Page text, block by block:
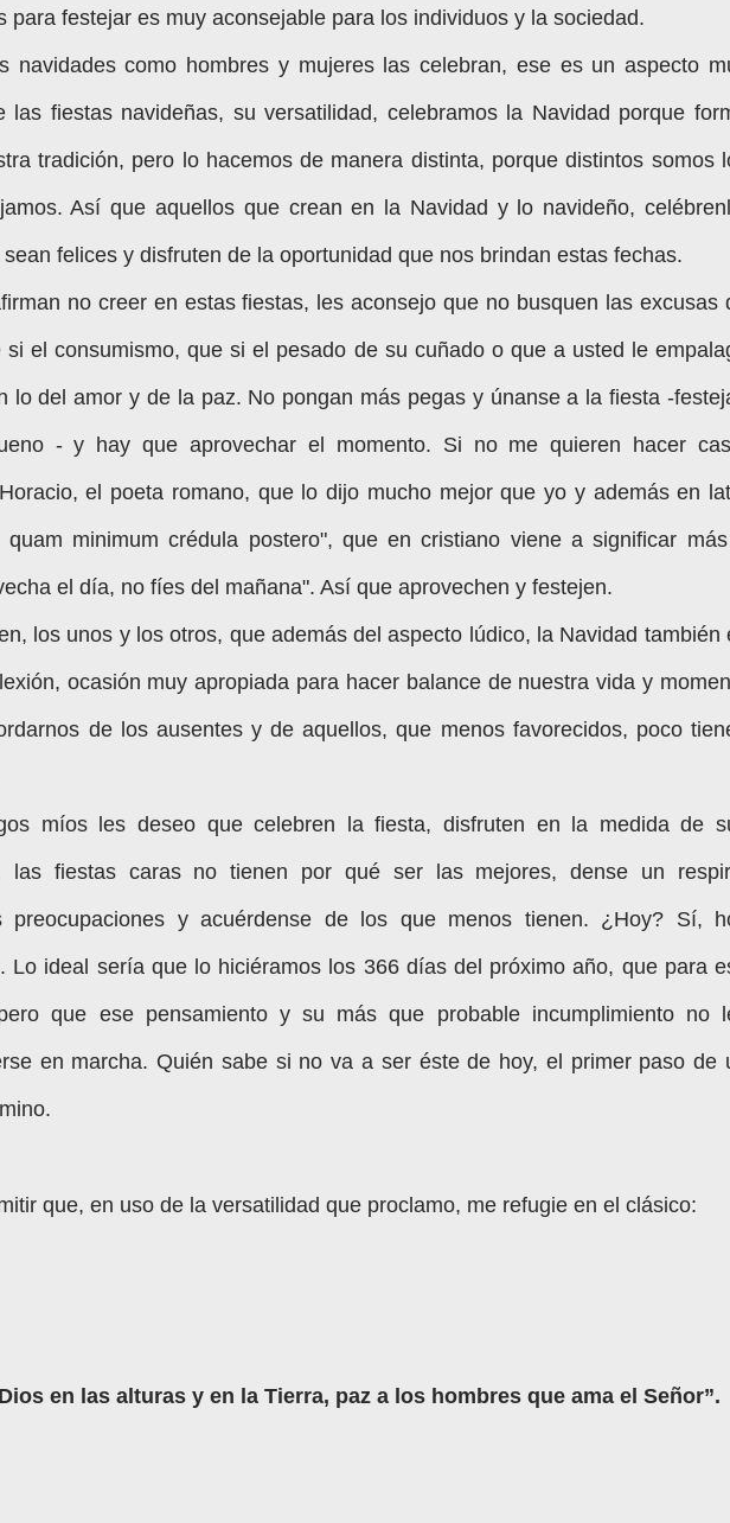
para festejar es muy aconsejable para los individuos y la sociedad.
navidades como hombres y mujeres las celebran, ese es un aspecto
las fiestas navideñas, su versatilidad, celebramos la Navidad porque
tradición, pero lo hacemos de manera distinta, porque distintos somos
Así que aquellos que crean en la Navidad y lo navideño,
felices y disfruten de la oportunidad que nos brindan estas fechas.
no creer en estas fiestas, les aconsejo que no busquen las excusas
si el consumismo, que si el pesado de su cuñado o que a usted le
lo del amor y de la paz. No pongan más pegas y únanse a la fiesta -
- y hay que aprovechar el momento. Si no me quieren hacer
el poeta romano, que lo dijo mucho mejor que yo y además en
quam minimum crédula postero", que en cristiano viene a significar
el día, no fíes del mañana". Así que aprovechen y festejen.
los unos y los otros, que además del aspecto lúdico, la Navidad también
ocasión muy apropiada para hacer balance de nuestra vida y
de los ausentes y de aquellos, que menos favorecidos, poco
míos les deseo que celebren la fiesta, disfruten en la medida de
las fiestas caras no tienen por qué ser las mejores, dense un
preocupaciones y acuérdense de los que menos tienen. ¿Hoy? Sí,
Lo ideal sería que lo hiciéramos los 366 días del próximo año, que para
que ese pensamiento y su más que probable incumplimiento no
en marcha. Quién sabe si no va a ser éste de hoy, el primer paso de
que, en uso de la versatilidad que proclamo, me refugie en el clásico:
a Dios en las alturas y en la Tierra, paz a los hombres que ama el Señor”.